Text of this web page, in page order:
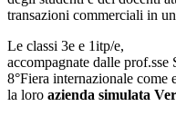
transazioni commerciali in
Le classi 3e e 1itp/e,
accompagnate dalle prof.sse
8°Fiera internazionale come
la loro azienda simulata